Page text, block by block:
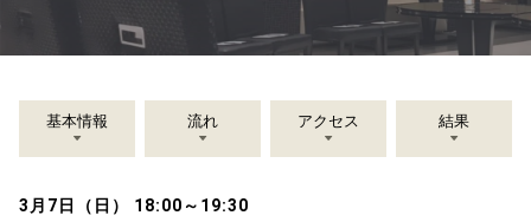
基本情報 流れ アクセス 結果
3月7日（日） 18:00～19:30